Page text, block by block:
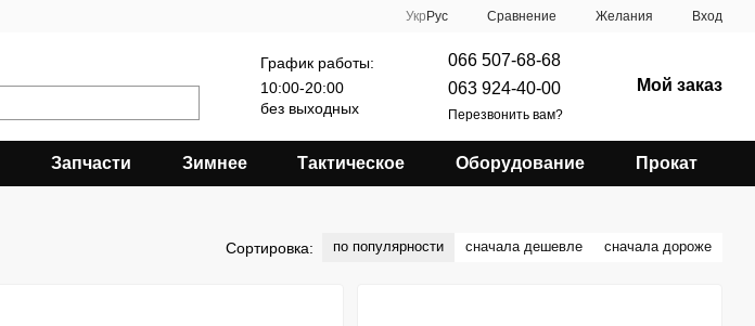
Укр Рус Сравнение Желания Вход
График работы:
10:00-20:00
без выходных
066 507-68-68
063 924-40-00
Перезвонить вам?
Мой заказ
Запчасти Зимнее Тактическое Оборудование Прокат
Сортировка: по популярности сначала дешевле сначала дороже